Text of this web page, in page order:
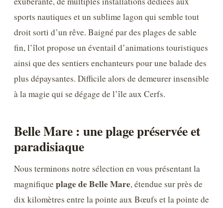
sports nautiques et un sublime lagon qui semble tout
droit sorti d’un rêve. Baigné par des plages de sable
fin, l’îlot propose un éventail d’animations touristiques
ainsi que des sentiers enchanteurs pour une balade des
plus dépaysantes. Difficile alors de demeurer insensible
à la magie qui se dégage de l’île aux Cerfs.
Belle Mare : une plage préservée et
paradisiaque
Nous terminons notre sélection en vous présentant la
magnifique plage de Belle Mare, étendue sur près de
dix kilomètres entre la pointe aux Bœufs et la pointe de